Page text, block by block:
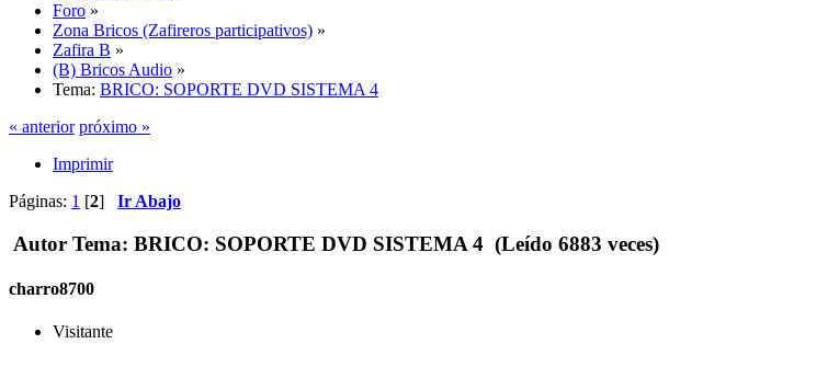
Foro »
Zona Bricos (Zafireros participativos) »
Zafira B »
(B) Bricos Audio »
Tema: BRICO: SOPORTE DVD SISTEMA 4
« anterior próximo »
Imprimir
Páginas: 1 [2] Ir Abajo
Autor Tema: BRICO: SOPORTE DVD SISTEMA 4 (Leído 6883 veces)
charro8700
Visitante